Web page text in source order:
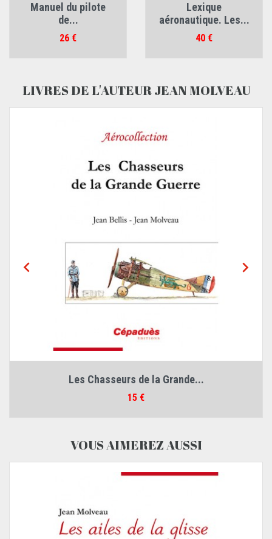
Manuel du pilote
de...
Prix
26 €
Lexique
aéronautique. Les...
Prix
40 €
LIVRES DE L'AUTEUR JEAN MOLVEAU

Les Chasseurs de la Grande...
Prix
15 €

VOUS AIMEREZ AUSSI